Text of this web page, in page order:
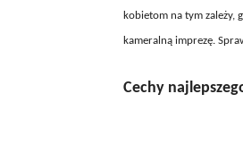
kobietom na tym zależy,
kameralną imprezę.
Cechy